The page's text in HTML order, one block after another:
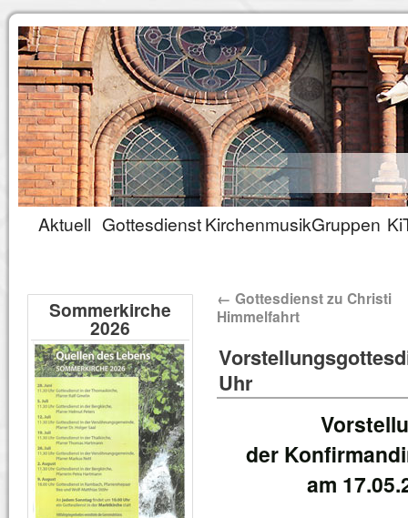
Aktuell GottesdienstKirchenmusikGruppen
← Gottesdienst zu Christi
Himmelfahrt
Uhr
der
am
Sommerkirche
2026